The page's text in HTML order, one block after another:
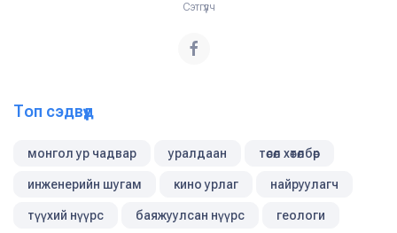
Сэтгүүлч
Топ сэдвүүд
монгол ур чадвар уралдаан төсөл хөтөлбөр
инженерийн шугам кино урлаг найруулагч
түүхий нүүрс баяжуулсан нүүрс геологи